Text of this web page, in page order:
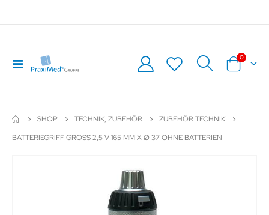
Navigation
umschalten
Warenkorb
0Artikel
SHOP TECHNIK, ZUBEHÖR
ZUBEHÖR TECHNIK
BATTERIEGRIFF GROSS 2,5 V 165 MM X Ø 37 OHNE BATTERIEN